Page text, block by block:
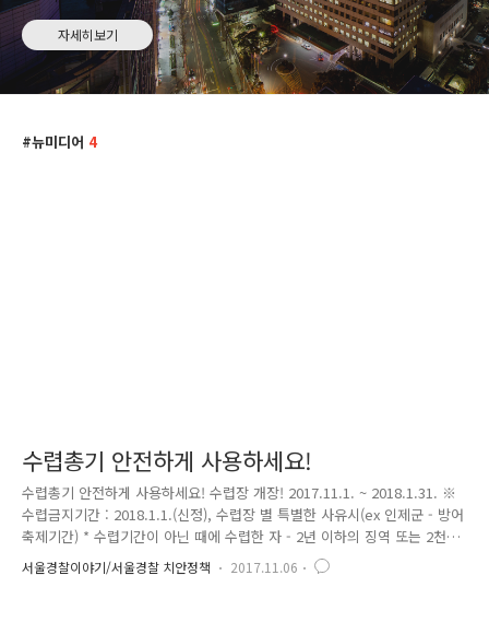
자세히보기
뉴미디어 4
수렵총기 안전하게 사용하세요!
수렵총기 안전하게 사용하세요! 수렵장 개장! 2017.11.1. ~ 2018.1.31. ※
수렵금지기간 : 2018.1.1.(신정), 수렵장 별 특별한 사유시(ex 인제군 - 방어
축제기간) * 수렵기간이 아닌 때에 수렵한 자 - 2년 이하의 징역 또는 2천만
원 이하의 벌금 (야생생물 보호 및 관리에 관한 법률 69조) - 2년 이하의 징
역 또는 5백만원 이하의 벌금 (총포 · 도검 · 화약류 등의 안전관리에 관한
서울경찰이야기/서울경찰 치안정책 2017.11.06